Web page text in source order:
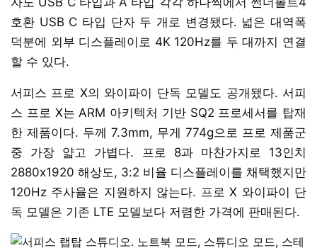
호환 USB C 타입 단자 두 개로 변경됐다. 넓은 대역폭
덕분에 외부 디스플레이로 4K 120Hz를 두 대까지 연결
할 수 있다.
서피스 프로 X의 와이파이 단독 모델도 공개됐다. 서피
스 프로 X는 ARM 아키텍처 기반 SQ2 프로세서를 탑재
한 제품이다. 두께 7.3mm, 무게 774g으로 프로 제품군
중 가장 얇고 가볍다. 프로 8과 마찬가지로 13인치
2880x1920 해상도, 3:2 비율 디스플레이를 채택했지만
120Hz 주사율은 지원하지 않는다. 프로 X 와이파이 단
독 모델은 기존 LTE 모델보다 저렴한 가격에 판매된다.